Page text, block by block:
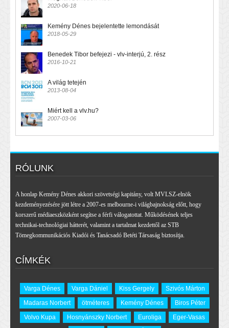
2020-06-18
Kemény Dénes bejelentette lemondását
2018-05-29
Benedek Tibor befejezi - vlv-interjú, 2. rész
2016-10-21
A világ tetején
2013-08-04
Miért kell a vlv.hu?
2007-03-06
RÓLUNK
A honlap Kemény Dénes akkori szövetségi kapitány, volt MVLSZ-elnök
kezdeményezésére jött létre a 2007-es melbourne-i világbajnokság előtt, hogy
korszerű médiaeszközként segítse a férfi válogatottat. Működésének teljes
technikai-technológiai hátterét, valamint a tartalmat kezdettől az STB
Tömegkommunikációs Kiadói és Tanácsadó Betéti Társaság biztosítja.
CÍMKÉK
Varga Dénes Varga Dániel Kiss Gergely
Szivós Márton
Madaras Norbert
ötméteres Kemény Dénes
Biros Péter
Volvo Kupa
Hosnyánszky Norbert Euroliga Eger-Vasas